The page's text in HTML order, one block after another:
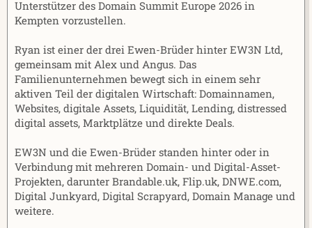
Unterstützer des Domain Summit Europe 2026 in
Kempten vorzustellen.
Ryan ist einer der drei Ewen-Brüder hinter EW3N Ltd,
gemeinsam mit Alex und Angus. Das
Familienunternehmen bewegt sich in einem sehr
aktiven Teil der digitalen Wirtschaft: Domainnamen,
Websites, digitale Assets, Liquidität, Lending, distressed
digital assets, Marktplätze und direkte Deals.
EW3N und die Ewen-Brüder standen hinter oder in
Verbindung mit mehreren Domain- und Digital-Asset-
Projekten, darunter Brandable.uk, Flip.uk, DNWE.com,
Digital Junkyard, Digital Scrapyard, Domain Manage und
weitere.